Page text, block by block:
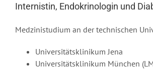
Internistin, Endokrinologin und
Medzinistudium an der technischen
Universitätsklinikum Jena
Universitätsklinikum München